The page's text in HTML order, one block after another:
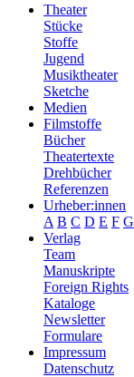
Theater
Stücke
Stoffe
Jugend
Musiktheater
Sketche
Medien
Filmstoffe
Bücher
Theatertexte
Drehbücher
Referenzen
Urheber:innen
A B C D E F G
Verlag
Team
Manuskripte
Foreign Rights
Kataloge
Newsletter
Formulare
Impressum
Datenschutz